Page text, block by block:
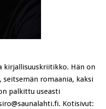
kirjallisuuskriitikko. Hän on
seitsemän romaania, kaksi
palkittu useasti
Kotisivut: